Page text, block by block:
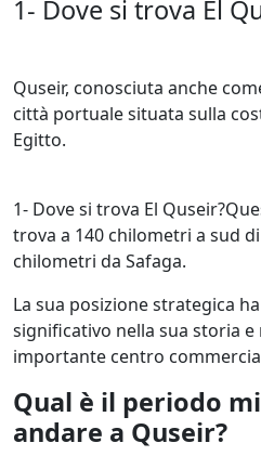
1- Dove si trova El
Quseir, conosciuta anche
città portuale situata sulla
Egitto.
1- Dove si trova El
trova a 140 chilometri a sud di
chilometri da Safaga.
La sua posizione strategica
significativo nella sua storia
importante centro
Qual è il periodo
andare a Quseir?